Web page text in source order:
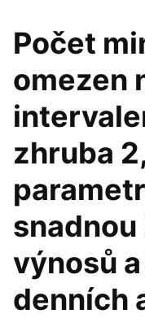
Počet
omezen
zhruba
výnosů
denních